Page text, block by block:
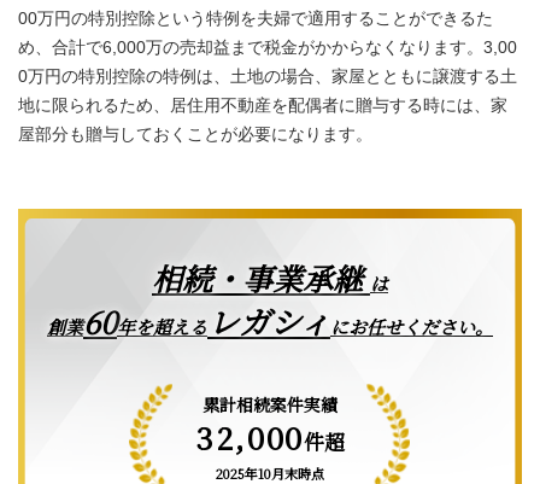
00万円の特別控除という特例を夫婦で適用することができるた
め、合計で6,000万の売却益まで税金がかからなくなります。3,00
0万円の特別控除の特例は、土地の場合、家屋とともに譲渡する土
地に限られるため、居住用不動産を配偶者に贈与する時には、家
屋部分も贈与しておくことが必要になります。
相続・事業承継は
創業60年を超える レガシィ にお任せください。
累計相続案件実績
32,000件超
2025年10月末時点